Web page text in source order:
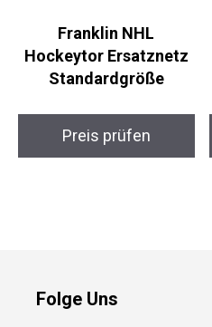
Franklin NHL
Hockeytor Ersatznetz
Standardgröße
Preis prüfen
Folge Uns